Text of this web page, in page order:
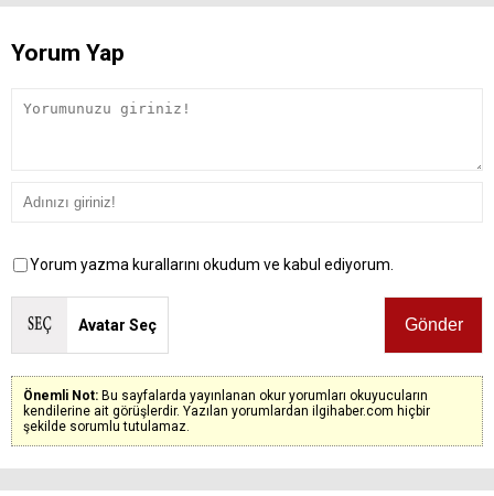
Yorum Yap
Yorum yazma kurallarını okudum ve kabul ediyorum.
Avatar Seç
Önemli Not: Bu sayfalarda yayınlanan okur yorumları okuyucuların
kendilerine ait görüşlerdir. Yazılan yorumlardan ilgihaber.com hiçbir
şekilde sorumlu tutulamaz.